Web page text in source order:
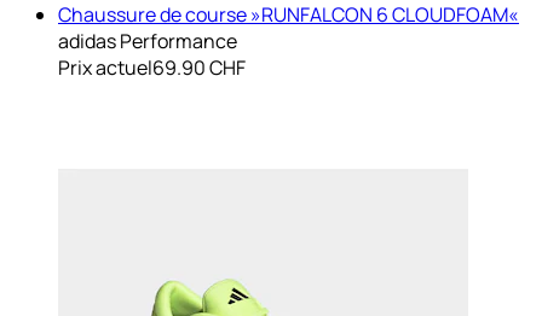
Chaussure de course »RUNFALCON 6 CLOUDFOAM«
adidas Performance
Prix actuel69.90 CHF